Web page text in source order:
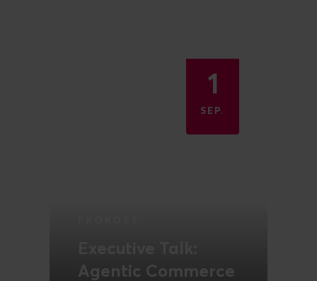
1
SEP.
Agentic Commerce